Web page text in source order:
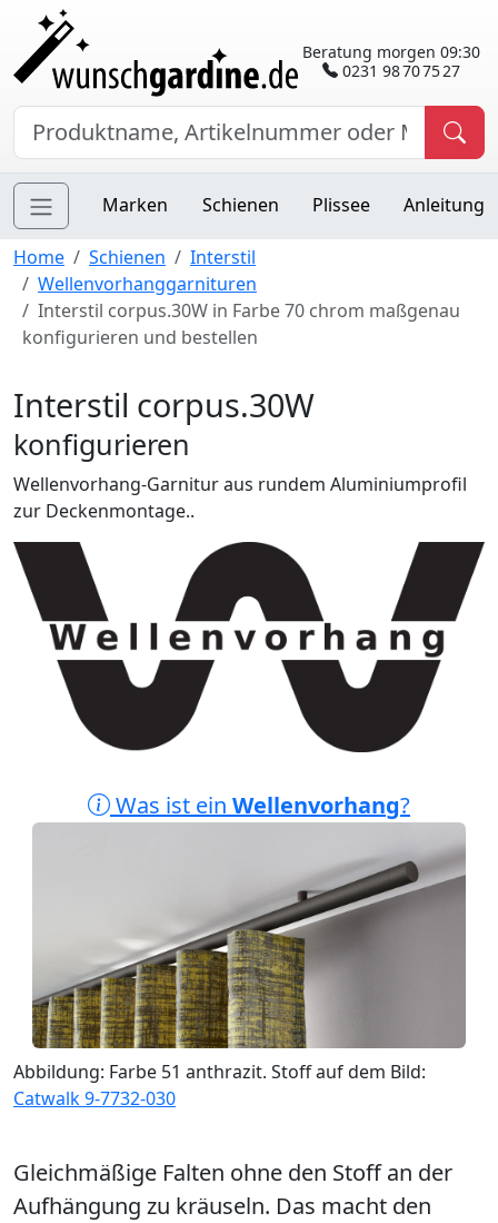
Beratung morgen 09:30
0231 98 70 75 27
Marken Schienen Plissee Anleitung
Home Schienen
Interstil
Wellenvorhanggarnituren
Interstil corpus.30W in Farbe 70 chrom maßgenau
konfigurieren und bestellen
Interstil corpus.30W
konfigurieren
Wellenvorhang-Garnitur aus rundem Aluminiumprofil
zur Deckenmontage..
Was ist ein Wellenvorhang?
Abbildung: Farbe 51 anthrazit. Stoff auf dem Bild:
Catwalk 9-7732-030
Gleichmäßige Falten ohne den Stoff an der
Aufhängung zu kräuseln. Das macht den